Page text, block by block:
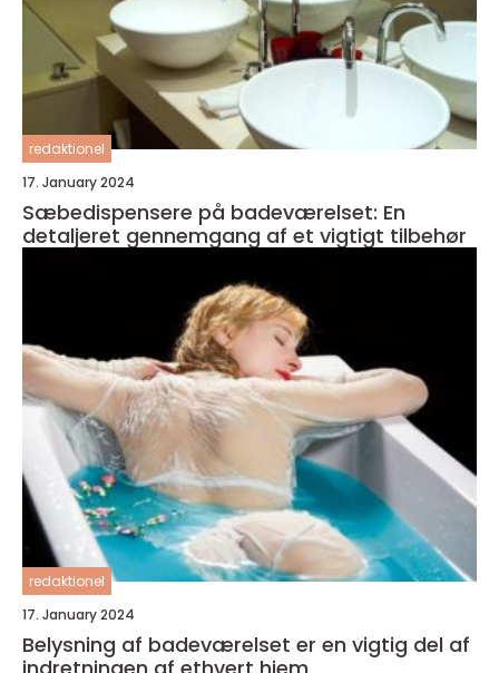
redaktionel
17. January 2024
Sæbedispensere på badeværelset: En
detaljeret gennemgang af et vigtigt tilbehør
redaktionel
17. January 2024
Belysning af badeværelset er en vigtig del af